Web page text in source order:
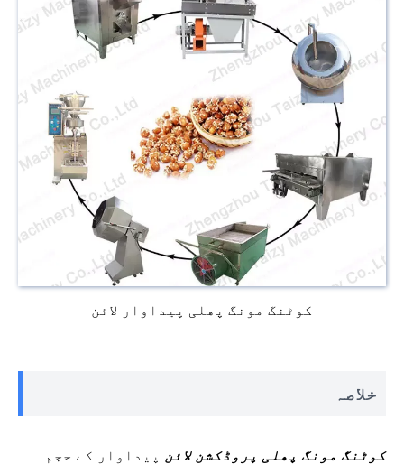
کوٹنگ مونگ پھلی پیداوار لائن
خلاصہ
کوٹنگ مونگ پھلی پروڈکشن لائن پیداوار کے حجم